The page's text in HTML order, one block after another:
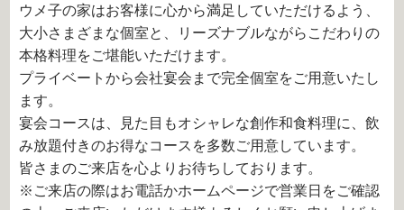
ウメ子の家はお客様に心から満足していただけるよう、
大小さまざまな個室と、リーズナブルながらこだわりの
本格料理をご堪能いただけます。
プライベートから会社宴会まで完全個室をご用意いたし
ます。
宴会コースは、見た目もオシャレな創作和食料理に、飲
み放題付きのお得なコースを多数ご用意しています。
皆さまのご来店を心よりお待ちしております。
※ご来店の際はお電話かホームページで営業日をご確認